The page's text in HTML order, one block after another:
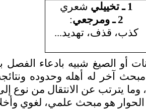
1 ـ تخييلي شعري
2 ـ ومرجعي
:
كذب، قذف، تهديد...
أو الصيغ شبيه بادعاء
آخر له أهله وحدوده
هو مبحث علمي، لغوي